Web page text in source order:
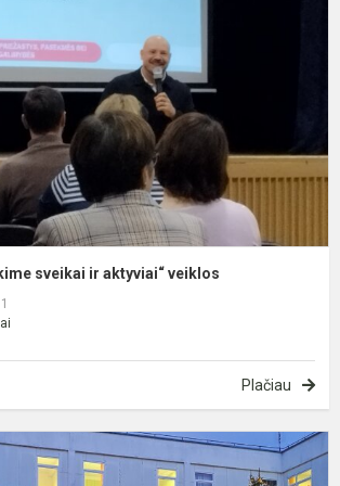
sveikai ir aktyviai“ veiklos
Plačiau